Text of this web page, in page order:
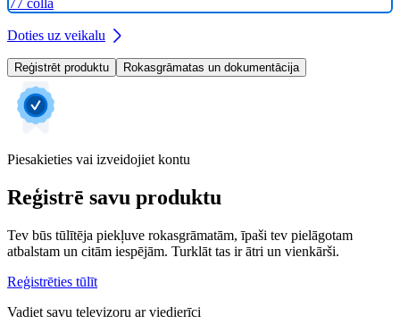
77 colla
Doties uz veikalu
Reģistrēt produktu Rokasgrāmatas un dokumentācija
Piesakieties vai izveidojiet kontu
Reģistrē savu produktu
Tev būs tūlītēja piekļuve rokasgrāmatām, īpaši tev pielāgotam
atbalstam un citām iespējām. Turklāt tas ir ātri un vienkārši.
Reģistrēties tūlīt
Vadiet savu televizoru ar viedierīci